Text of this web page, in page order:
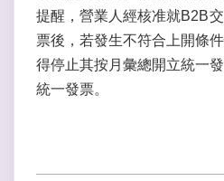
提醒，營業人經核准就B2B
票後，若發生不符合上開條
得停止其按月彙總開立統一
統一發票。